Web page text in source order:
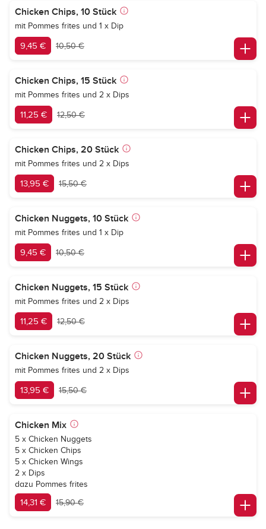
Chicken Chips, 10 Stück
mit Pommes frites und 1 x Dip
9,45 € 10,50 €
Chicken Chips, 15 Stück
mit Pommes frites und 2 x Dips
11,25 € 12,50 €
Chicken Chips, 20 Stück
mit Pommes frites und 2 x Dips
13,95 € 15,50 €
Chicken Nuggets, 10 Stück
mit Pommes frites und 1 x Dip
9,45 € 10,50 €
Chicken Nuggets, 15 Stück
mit Pommes frites und 2 x Dips
11,25 € 12,50 €
Chicken Nuggets, 20 Stück
mit Pommes frites und 2 x Dips
13,95 € 15,50 €
Chicken Mix
5 x Chicken Nuggets
5 x Chicken Chips
5 x Chicken Wings
2 x Dips
dazu Pommes frites
14,31 € 15,90 €